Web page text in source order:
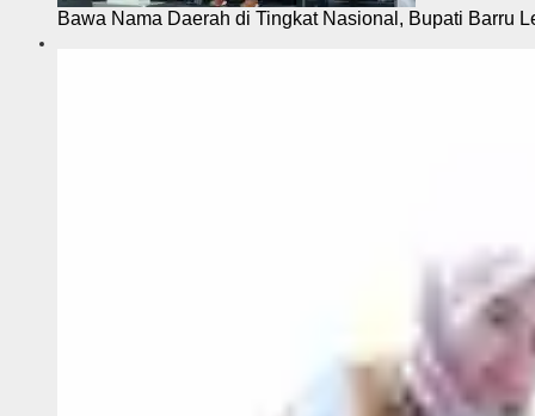
Bawa Nama Daerah di Tingkat Nasional, Bupati Barru